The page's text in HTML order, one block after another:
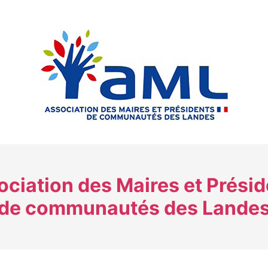
des Maires et
communautés des